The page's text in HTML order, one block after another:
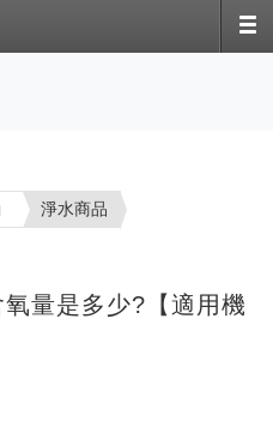
淨水商品
量是多少?【適用機